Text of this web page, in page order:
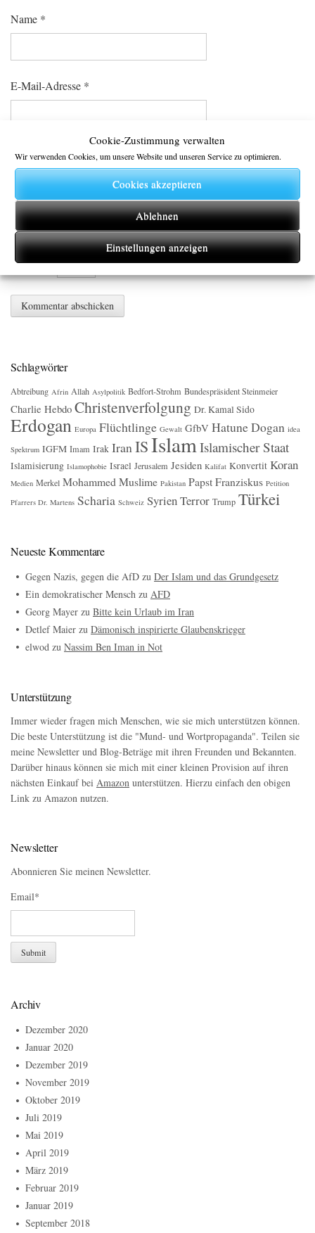
Cookie-Zustimmung verwalten
Wir verwenden Cookies, um unsere Website und unseren Service zu optimieren.
Cookies akzeptieren
Ablehnen
Einstellungen anzeigen
Name *
E-Mail-Adresse *
Website
Bitte geben Sie eine Antwort in Ziffern ein:
20 + 15 =
Schlagwörter
Abtreibung Afrin Allah Asylpolitik Bedfort-Strohm Bundespräsident Steinmeier
Charlie Hebdo Christenverfolgung Dr. Kamal Sido
Erdogan Europa Flüchtlinge Gewalt GfbV Hatune Dogan idea
Spektrum IGFM Imam Irak IranISIslamIslamischer Staat
Islamisierung Islamophobie Israel Jerusalem Jesiden Kalifat Konvertit Koran
Medien Merkel Mohammed Muslime Pakistan Papst Franziskus Petition
Pfarrers Dr. Martens Scharia Schweiz SyrienTerror Trump Türkei
Neueste Kommentare
Gegen Nazis, gegen die AfD zu Der Islam und das Grundgesetz
Ein demokratischer Mensch zu AFD
Georg Mayer zu Bitte kein Urlaub im Iran
Detlef Maier zu Dämonisch inspirierte Glaubenskrieger
elwod zu Nassim Ben Iman in Not
Unterstützung
Immer wieder fragen mich Menschen, wie sie mich unterstützen können.
Die beste Unterstützung ist die "Mund- und Wortpropaganda". Teilen sie
meine Newsletter und Blog-Beträge mit ihren Freunden und Bekannten.
Darüber hinaus können sie mich mit einer kleinen Provision auf ihren
nächsten Einkauf bei Amazon unterstützen. Hierzu einfach den obigen
Link zu Amazon nutzen.
Newsletter
Abonnieren Sie meinen Newsletter.
Email*
Archiv
Dezember 2020
Januar 2020
Dezember 2019
November 2019
Oktober 2019
Juli 2019
Mai 2019
April 2019
März 2019
Februar 2019
Januar 2019
September 2018